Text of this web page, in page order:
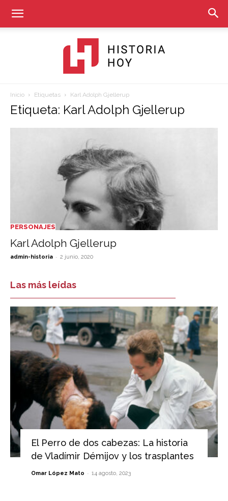
Historia
Inicio Etiquetas Karl Adolph Gjellerup
Etiqueta: Karl Adolph Gjellerup
PERSONAJES
Karl Adolph Gjellerup
admin-historia - 2 junio, 2020
Las más leídas
El Perro de dos cabezas: La historia
de Vladímir Démijov y los trasplantes
Omar López Mato - 14 agosto, 2023